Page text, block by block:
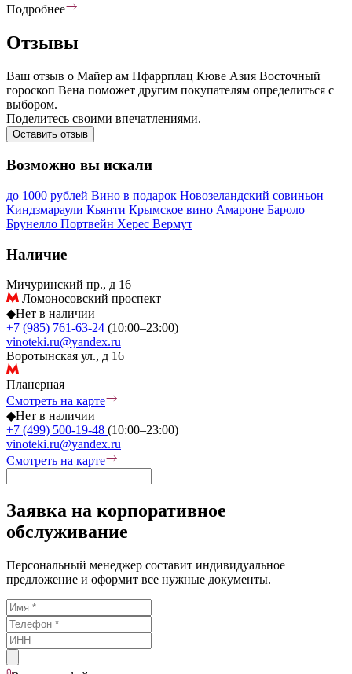
Подробнее
Отзывы
Ваш отзыв о Майер ам Пфаррплац Кюве Азия Восточный
гороскоп Вена поможет другим покупателям определиться с
выбором.
Поделитесь своими впечатлениями.
Оставить отзыв
Возможно вы искали
до 1000 рублей Вино в подарок Новозеландский совиньон
Киндзмараули Кьянти Крымское вино Амароне Бароло
Брунелло Портвейн Херес Вермут
Наличие
Мичуринский пр., д 16
Ломоносовский проспект
◆Нет в наличии
+7 (985) 761-63-24 (10:00–23:00)
vinoteki.ru@yandex.ru
Воротынская ул., д 16
Планерная
Смотреть на карте
◆Нет в наличии
+7 (499) 500-19-48 (10:00–23:00)
vinoteki.ru@yandex.ru
Смотреть на карте
Заявка на корпоративное
обслуживание
Персональный менеджер составит индивидуальное
предложение и оформит все нужные документы.